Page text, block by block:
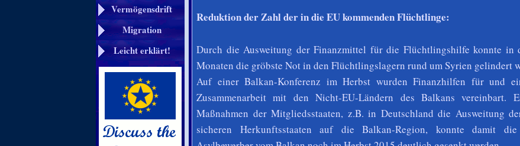
Vermögensdrift
Migration
Leicht erklärt!
Reduktion der Zahl der in die EU kommenden Flüchtlinge:
Durch die Ausweitung der Finanzmittel für die Flüchtlingshilfe konnte in
Monaten die gröbste Not in den Flüchtlingslagern rund um Syrien gelindert
Auf einer Balkan-Konferenz im Herbst wurden Finanzhilfen für und
Zusammenarbeit mit den Nicht-EU-Ländern des Balkans vereinbart.
Maßnahmen der Mitgliedsstaaten, z.B. in Deutschland die Ausweitung
sicheren Herkunftsstaaten auf die Balkan-Region, konnte damit